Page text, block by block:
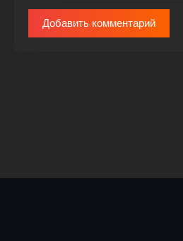
Добавить комментарий